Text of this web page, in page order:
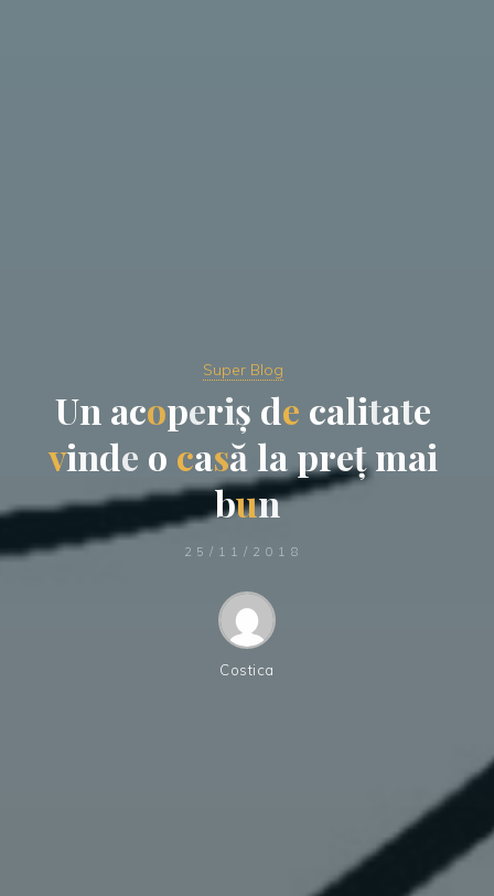
Super Blog
Un acoperiș de calitate
vinde o casă la preț mai
bun
25/11/2018
Costica